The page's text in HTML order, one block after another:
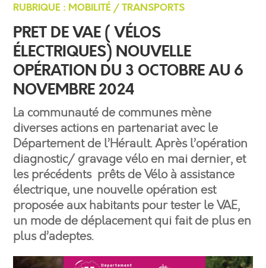
RUBRIQUE : MOBILITÉ / TRANSPORTS
PRET DE VAE ( VÉLOS
ÉLECTRIQUES) NOUVELLE
OPÉRATION DU 3 OCTOBRE AU 6
NOVEMBRE 2024
La communauté de communes mène
diverses actions en partenariat avec le
Département de l’Hérault. Après l’opération
diagnostic/ gravage vélo en mai dernier, et
les précédents prêts de Vélo à assistance
électrique, une nouvelle opération est
proposée aux habitants pour tester le VAE,
un mode de déplacement qui fait de plus en
plus d’adeptes.